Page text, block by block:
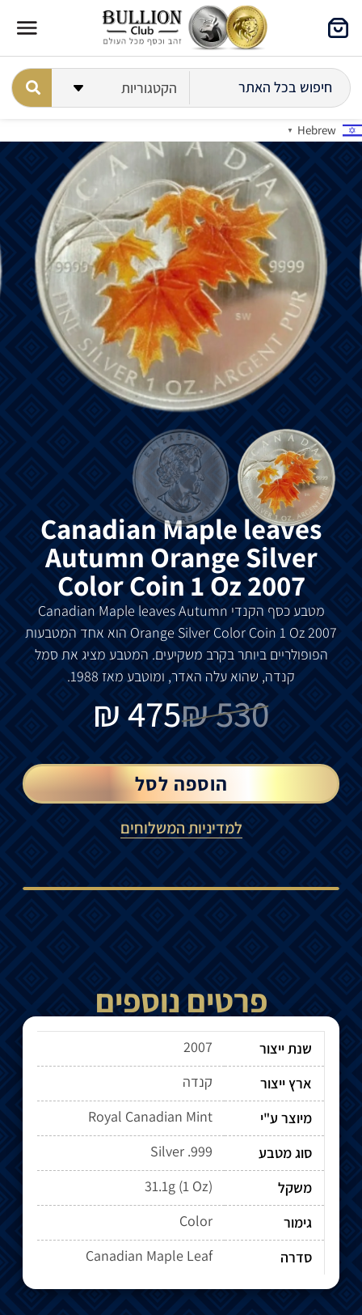
Hebrew
▼
Canadian Maple leaves
Autumn Orange Silver
Color Coin 1 Oz 2007
מטבע כסף הקנדי Canadian Maple leaves Autumn
Orange Silver Color Coin 1 Oz 2007 הוא אחד המטבעות
הפופולריים ביותר בקרב משקיעים. המטבע מציג את סמל
קנדה, שהוא עלה האדר, ומוטבע מאז 1988.
530
₪
475
₪
הוספה לסל
למדיניות המשלוחים
פרטים נוספים
שנת ייצור
2007
ארץ ייצור
קנדה
מיוצר ע"י
Royal Canadian Mint
סוג מטבע
Silver .999
משקל
31.1g (1 Oz)
גימור
Color
סדרה
Canadian Maple Leaf